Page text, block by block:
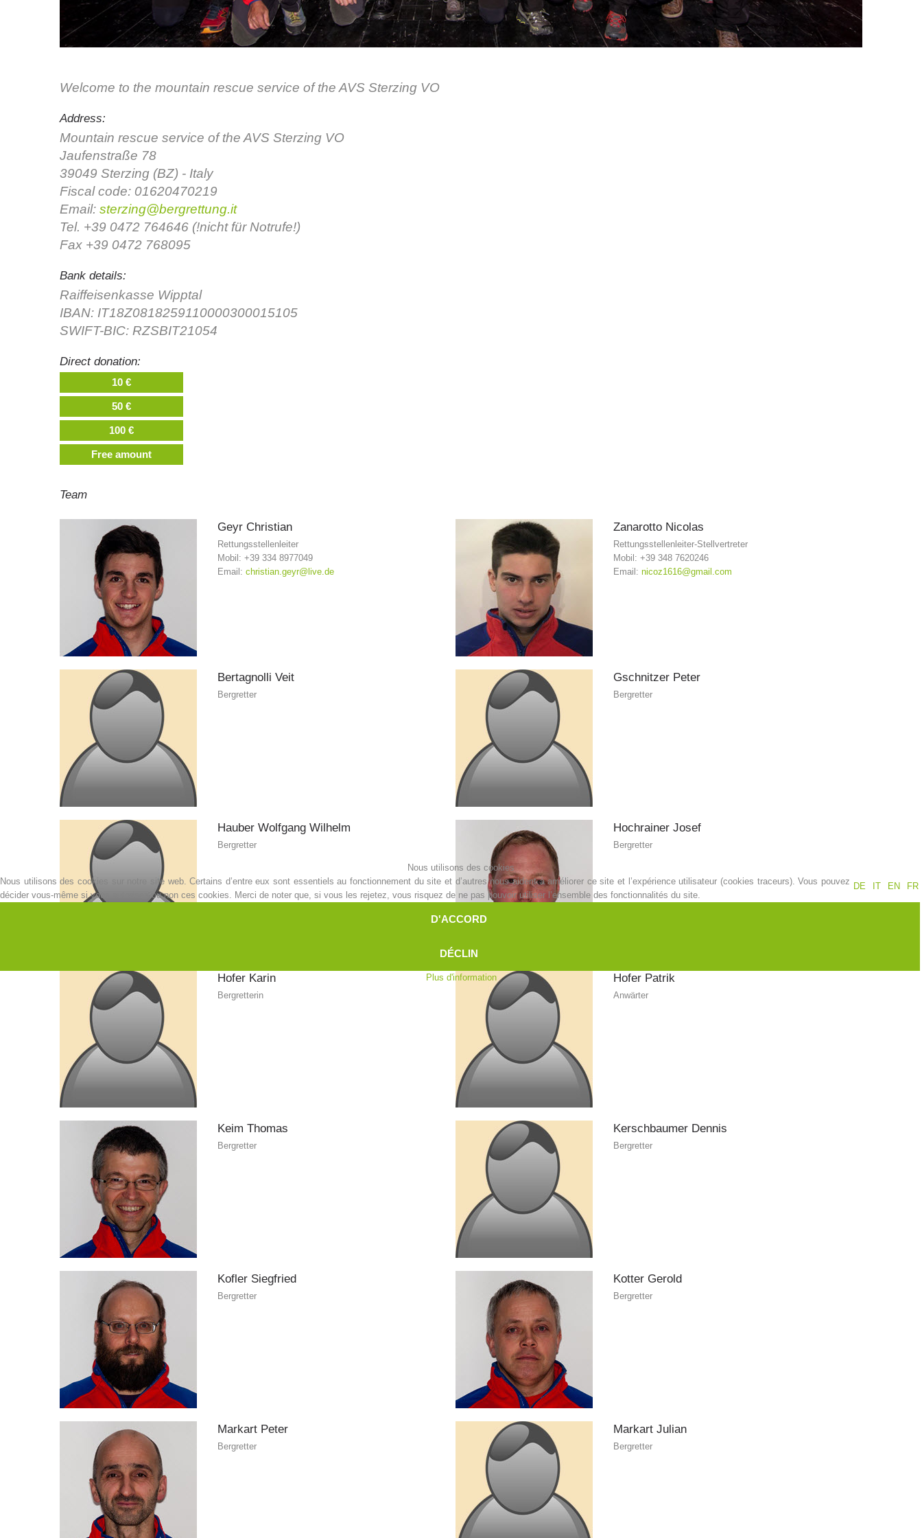
Welcome to the mountain rescue service of the AVS Sterzing VO
Address:
Mountain rescue service of the AVS Sterzing VO
Jaufenstraße 78
39049 Sterzing (BZ) - Italy
Fiscal code: 01620470219
Email: sterzing@bergrettung.it
Tel. +39 0472 764646 (!nicht für Notrufe!)
Fax +39 0472 768095
Bank details:
Raiffeisenkasse Wipptal
IBAN: IT18Z0818259110000300015105
SWIFT-BIC: RZSBIT21054
Direct donation:
10 €
50 €
100 €
Free amount
Team
Geyr Christian
Rettungsstellenleiter
Mobil: +39 334 8977049
Email: christian.geyr@live.de
Zanarotto Nicolas
Rettungsstellenleiter-Stellvertreter
Mobil: +39 348 7620246
Email:nicoz1616@gmail.com
Bertagnolli Veit
Bergretter
Gschnitzer Peter
Bergretter
Hauber Wolfgang Wilhelm
Bergretter
Hochrainer Josef
Bergretter
Hofer Karin
Bergretterin
Hofer Patrik
Anwärter
Keim Thomas
Bergretter
Kerschbaumer Dennis
Bergretter
Kofler Siegfried
Bergretter
Kotter Gerold
Bergretter
Markart Peter
Bergretter
Markart Julian
Bergretter
Nous utilisons des cookies
DE
IT EN FR
Nous utilisons des cookies sur notre site web. Certains d’entre eux sont essentiels au fonctionnement du site et d’autres nous aident à améliorer ce site et l’expérience utilisateur (cookies traceurs). Vous pouvez
décider vous-même si vous autorisez ou non ces cookies. Merci de noter que, si vous les rejetez, vous risquez de ne pas pouvoir utiliser l’ensemble des fonctionnalités du site.
D'ACCORD
DÉCLIN
Plus d'information